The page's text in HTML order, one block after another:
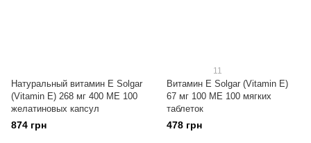
Натуральный витамин Е Solgar
(Vitamin E) 268 мг 400 МЕ 100
желатиновых капсул
874 грн
11
Витамин E Solgar (Vitamin E)
67 мг 100 МЕ 100 мягких
таблеток
478 грн